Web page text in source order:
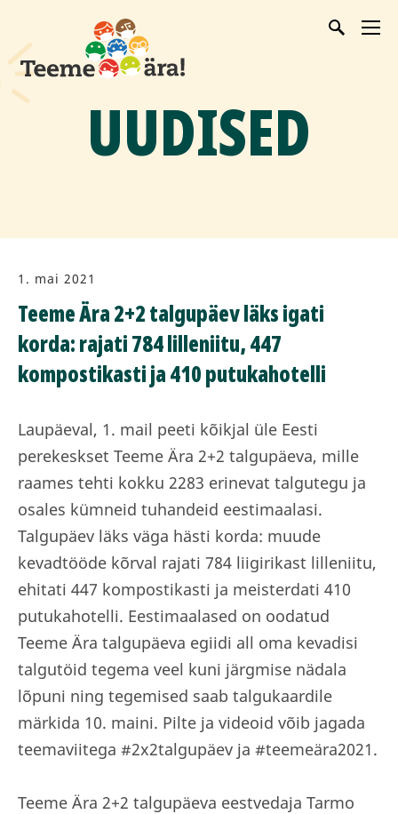
UUDISED
1. mai 2021
Teeme Ära 2+2 talgupäev läks igati
korda: rajati 784 lilleniitu, 447
kompostikasti ja 410 putukahotelli
Laupäeval, 1. mail peeti kõikjal üle Eesti
perekeskset Teeme Ära 2+2 talgupäeva, mille
raames tehti kokku 2283 erinevat talgutegu ja
osales kümneid tuhandeid eestimaalasi.
Talgupäev läks väga hästi korda: muude
kevadtööde kõrval rajati 784 liigirikast lilleniitu,
ehitati 447 kompostikasti ja meisterdati 410
putukahotelli. Eestimaalased on oodatud
Teeme Ära talgupäeva egiidi all oma kevadisi
talgutöid tegema veel kuni järgmise nädala
lõpuni ning tegemised saab talgukaardile
märkida 10. maini. Pilte ja videoid võib jagada
teemaviitega #2x2talgupäev ja #teemeära2021.
Teeme Ära 2+2 talgupäeva eestvedaja Tarmo